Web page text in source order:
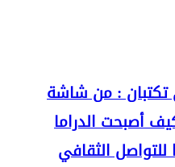
تكتبان : من شاشة
أصبحت الدراما
الثقافي